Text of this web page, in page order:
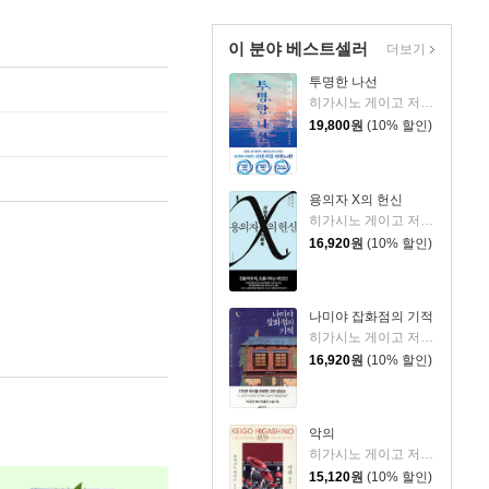
이 분야 베스트셀러
투명한 나선
히가시노 게이고 저/김선영 역
19,800원 (10% 할인)
용의자 X의 헌신
히가시노 게이고 저/양억관 역
16,920원 (10% 할인)
나미야 잡화점의 기적
히가시노 게이고 저/양윤옥 역
16,920원 (10% 할인)
악의
히가시노 게이고 저/양윤옥 역
15,120원 (10% 할인)
더보기